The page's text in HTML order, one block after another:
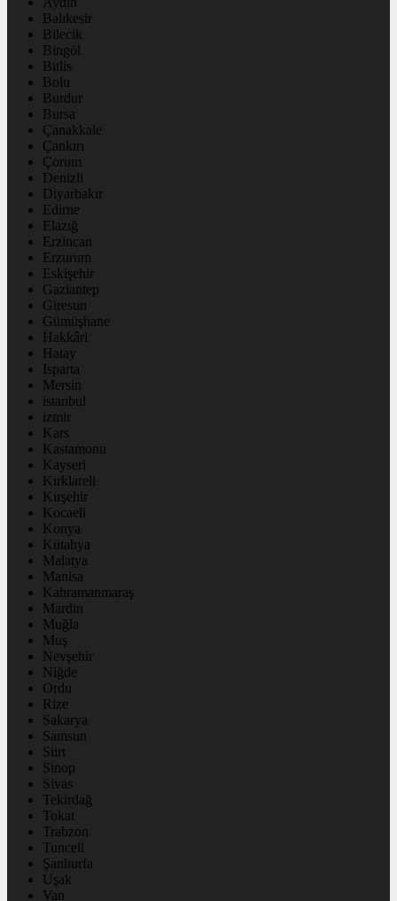
Balıkesir
Bilecik
Bingöl
Bitlis
Bolu
Burdur
Bursa
Çanakkale
Çankırı
Çorum
Denizli
Diyarbakır
Edirne
Elazığ
Erzincan
Erzurum
Eskişehir
Gaziantep
Giresun
Gümüşhane
Hakkâri
Hatay
Isparta
Mersin
istanbul
izmir
Kars
Kastamonu
Kayseri
Kırklareli
Kırşehir
Kocaeli
Konya
Kütahya
Malatya
Manisa
Kahramanmaraş
Mardin
Muğla
Muş
Nevşehir
Niğde
Ordu
Rize
Sakarya
Samsun
Siirt
Sinop
Sivas
Tekirdağ
Tokat
Trabzon
Tunceli
Şanlıurfa
Uşak
Van